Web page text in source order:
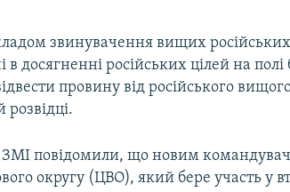
звинувачення вищих
в досягненні російських цілей на
провину від російського
розвідці.
ЗМІ повідомили, що новим
округу (ЦВО), який бере участь у